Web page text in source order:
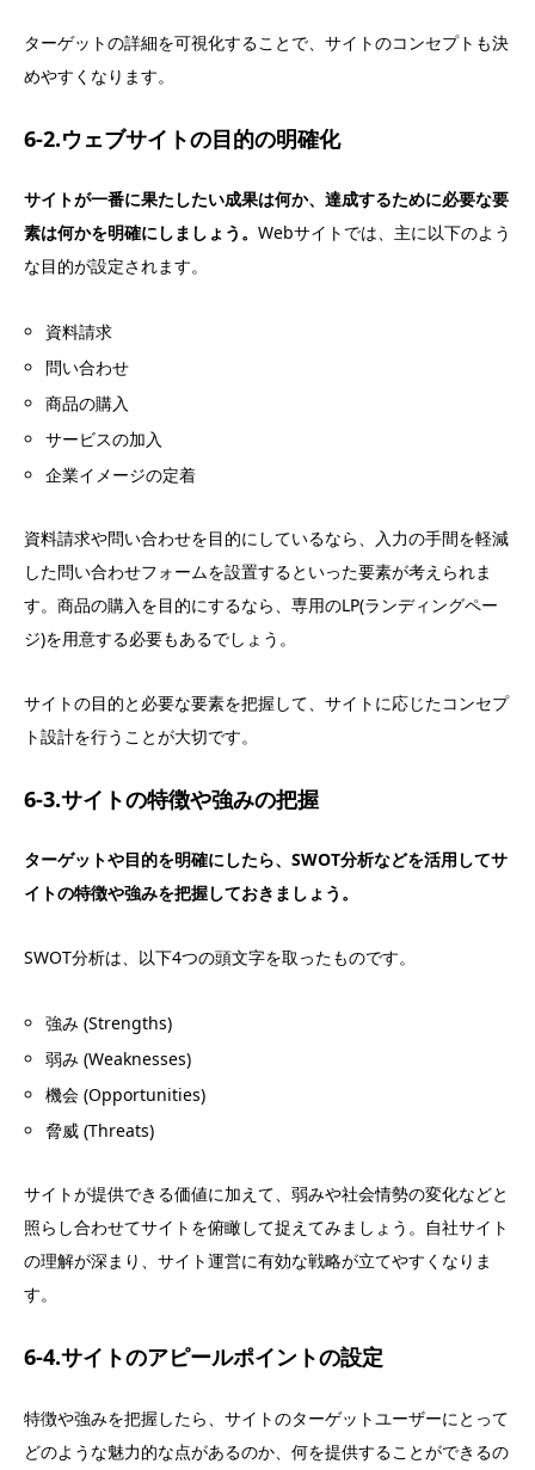
ターゲットの詳細を可視化することで、サイトのコンセプトも決
めやすくなります。
6-2.ウェブサイトの目的の明確化
サイトが一番に果たしたい成果は何か、達成するために必要な要
素は何かを明確にしましょう。 Webサイトでは、主に以下のよう
な目的が設定されます。
資料請求
問い合わせ
商品の購入
サービスの加入
企業イメージの定着
資料請求や問い合わせを目的にしているなら、入力の手間を軽減
した問い合わせフォームを設置するといった要素が考えられま
す。商品の購入を目的にするなら、専用のLP(ランディングペー
ジ)を用意する必要もあるでしょう。
サイトの目的と必要な要素を把握して、サイトに応じたコンセプ
ト設計を行うことが大切です。
6-3.サイトの特徴や強みの把握
ターゲットや目的を明確にしたら、SWOT分析などを活用してサ
イトの特徴や強みを把握しておきましょう。
SWOT分析は、以下4つの頭文字を取ったものです。
強み (Strengths)
弱み (Weaknesses)
機会 (Opportunities)
脅威 (Threats)
サイトが提供できる価値に加えて、弱みや社会情勢の変化などと
照らし合わせてサイトを俯瞰して捉えてみましょう。自社サイト
の理解が深まり、サイト運営に有効な戦略が立てやすくなりま
す。
6-4.サイトのアピールポイントの設定
特徴や強みを把握したら、サイトのターゲットユーザーにとって
どのような魅力的な点があるのか、何を提供することができるの